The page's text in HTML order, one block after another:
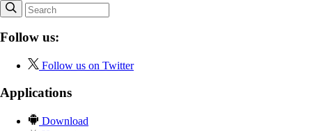
Follow us:
Follow us on Twitter
Applications
Download